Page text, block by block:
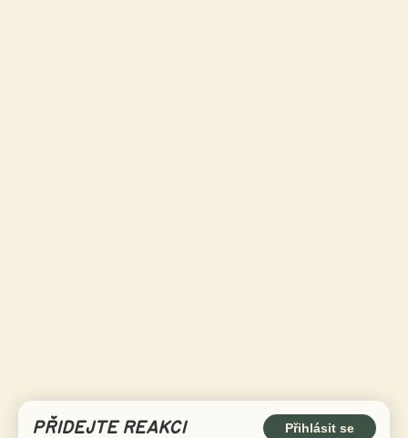
PŘIDEJTE REAKCI Přihlásit se